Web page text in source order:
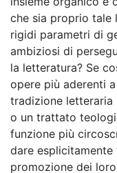
che sia proprio tale
rigidi parametri di
ambiziosi di
la letteratura? Se
opere più aderenti
tradizione letteraria
o un trattato
funzione più
dare
promozione dei